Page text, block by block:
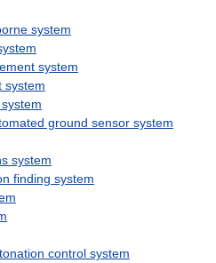
system
system
system
ground sensor system
system
finding system
control system